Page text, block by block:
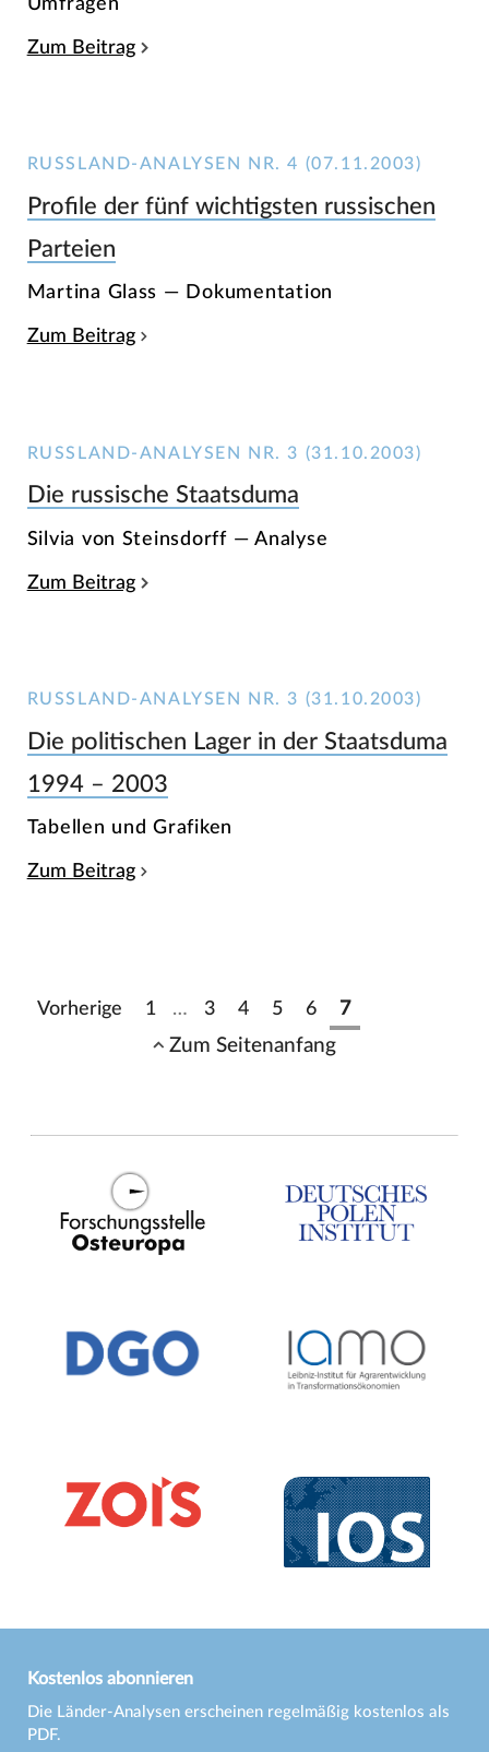
Zum Beitrag
RUSSLAND-ANALYSEN NR. 4 (07.11.2003)
Profile der fünf wichtigsten russischen
Parteien
Martina Glass — Dokumentation
Zum Beitrag
RUSSLAND-ANALYSEN NR. 3 (31.10.2003)
Die russische Staatsduma
Silvia von Steinsdorff — Analyse
Zum Beitrag
RUSSLAND-ANALYSEN NR. 3 (31.10.2003)
Die politischen Lager in der Staatsduma
1994 – 2003
Tabellen und Grafiken
Zum Beitrag
Vorherige 1 … 3 4 5 6 7
Zum Seitenanfang
Kostenlos abonnieren
Die Länder-Analysen erscheinen regelmäßig kostenlos als
PDF.